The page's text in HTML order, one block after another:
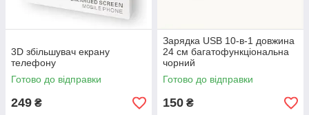
3D збільшувач екрану
телефону
Готово до відправки
249 ₴
Зарядка USB 10-в-1 довжина
24 см багатофункціональна
чорний
Готово до відправки
150 ₴